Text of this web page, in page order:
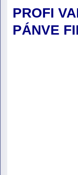
PROFI
PÁNVE